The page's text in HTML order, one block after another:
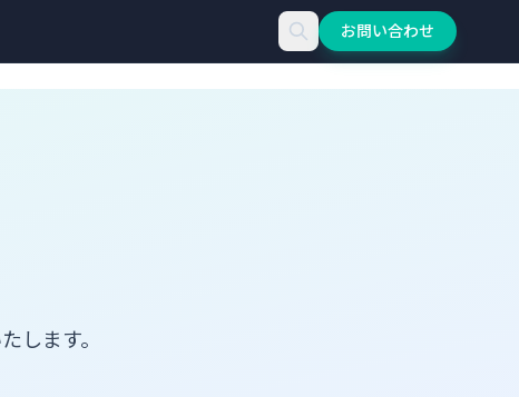
AI検索
お問い合わせ
します。